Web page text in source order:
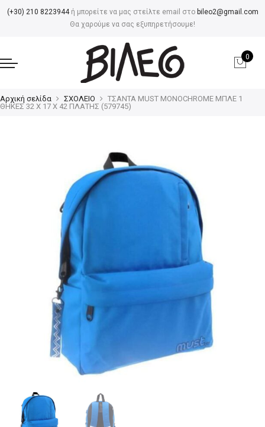
(+30) 210 8223944ή μπορείτε να μας στείλτε email στο bileo2@gmail.com
Θα χαρούμε να σας εξυπηρετήσουμε!
0
Αρχική σελίδα ΣΧΟΛΕΙΟ
ΤΣΑΝΤΑ MUST MONOCHROME ΜΠΛΕ 1
ΘΗΚΕΣ 32 Χ 17 X 42 ΠΛΑΤΗΣ (579745)